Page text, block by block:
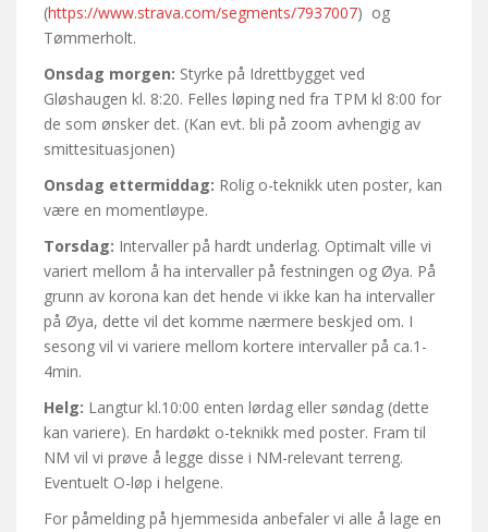
(https://www.strava.com/segments/7937007) og
Tømmerholt.
Onsdag morgen: Styrke på Idrettbygget ved
Gløshaugen kl. 8:20. Felles løping ned fra TPM kl 8:00 for
de som ønsker det. (Kan evt. bli på zoom avhengig av
smittesituasjonen)
Onsdag ettermiddag: Rolig o-teknikk uten poster, kan
være en momentløype.
Torsdag: Intervaller på hardt underlag. Optimalt ville vi
variert mellom å ha intervaller på festningen og Øya. På
grunn av korona kan det hende vi ikke kan ha intervaller
på Øya, dette vil det komme nærmere beskjed om. I
sesong vil vi variere mellom kortere intervaller på ca.1-
4min.
Helg: Langtur kl.10:00 enten lørdag eller søndag (dette
kan variere). En hardøkt o-teknikk med poster. Fram til
NM vil vi prøve å legge disse i NM-relevant terreng.
Eventuelt O-løp i helgene.
For påmelding på hjemmesida anbefaler vi alle å lage en